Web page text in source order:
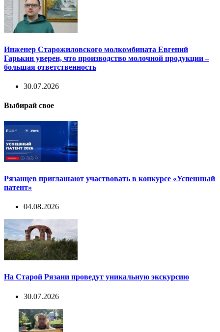
Инженер Старожиловского молкомбината Евгений
Гарькин уверен, что производство молочной продукции –
большая ответственность
30.07.2026
Выбирай свое
Рязанцев приглашают участвовать в конкурсе «Успешный
патент»
04.08.2026
На Старой Рязани проведут уникальную экскурсию
30.07.2026